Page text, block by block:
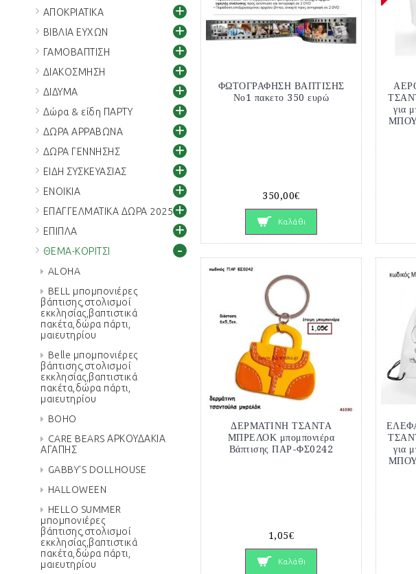
ΑΠΟΚΡΙΑΤΙΚΑ
+
ΒΙΒΛΙΑ ΕΥΧΩΝ +
ΓΑΜΟΒΑΠΤΙΣΗ +
ΔΙΑΚΟΣΜΗΣΗ +
ΔΙΔΥΜΑ +
Δώρα & είδη ΠΑΡΤΥ +
ΔΩΡΑ ΑΡΡΑΒΩΝΑ +
ΔΩΡΑ ΓΕΝΝΗΣΗΣ +
ΕΙΔΗ ΣΥΣΚΕΥΑΣΙΑΣ +
ΕΝΟΙΚΙΑ +
ΕΠΑΓΓΕΛΜΑΤΙΚΑ ΔΩΡΑ 2025 +
ΕΠΙΠΛΑ +
ΘΕΜΑ-ΚΟΡΙΤΣΙ -
ALOHA
BELL μπομπονιέρες
βάπτισης,στολισμοί
εκκλησίας,βαπτιστικά
πακέτα,δώρα πάρτι,
μαιευτηρίου
Belle μπομπονιέρες
βάπτισης,στολισμοί
εκκλησίας,βαπτιστικά
πακέτα,δώρα πάρτι,
μαιευτηρίου
BOHO
CARE BEARS ΑΡΚΟΥΔΑΚΙΑ
ΑΓΑΠΗΣ
GABBY'S DOLLHOUSE
HALLOWEEN
HELLO SUMMER
μπομπονιέρες
βάπτισης,στολισμοί
εκκλησίας,βαπτιστικά
πακέτα,δώρα πάρτι,
μαιευτηρίου
ΦΩΤΟΓΡΑΦΗΣΗ ΒΑΠΤΙΣΗΣ
Νο1 πακετο 350 ευρώ
350,00€
Καλάθι
για
ΔΕΡΜΑΤΙΝΗ ΤΣΑΝΤΑ
ΜΠΡΕΛΟΚ μπομπονιέρα
Βάπτισης ΠΑΡ-ΦΣ0242
1,05€
Καλάθι
για